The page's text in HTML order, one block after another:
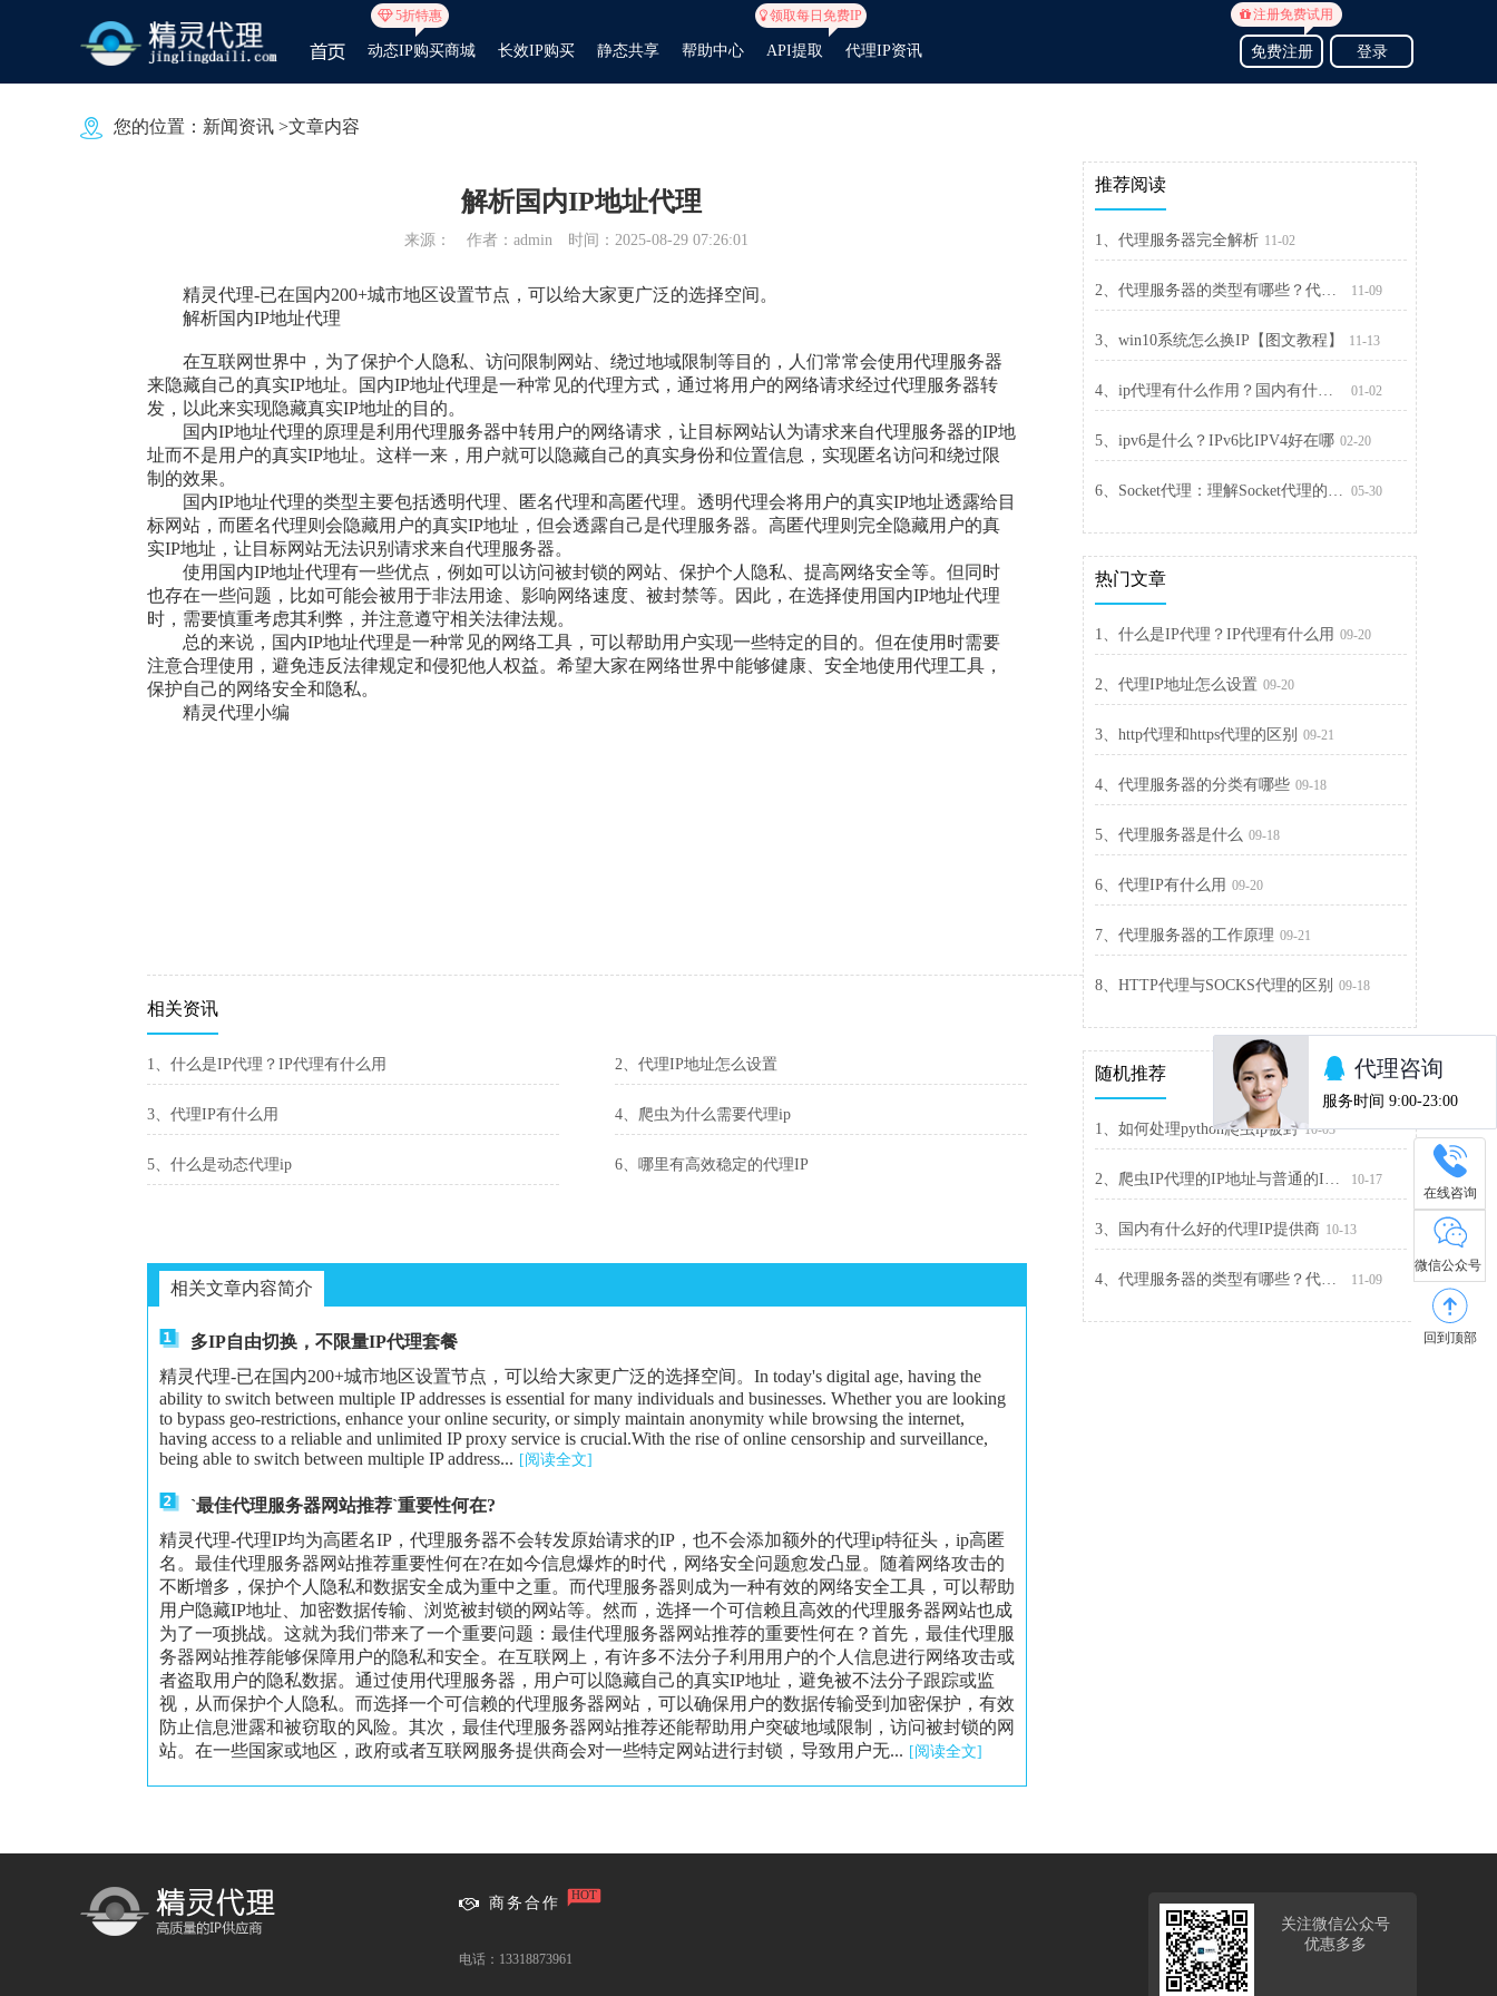
5折特惠
动态IP购买商城 长效IP购买 静态共享 帮助中心 API提取
领取每日免费IP
代理IP资讯 免费注册
注册免费试用
登录
您的位置： 新闻资讯 >文章内容
解析国内IP地址代理
来源： 作者：admin 时间：2025-08-29 07:26:01
精灵代理-已在国内200+城市地区设置节点，可以给大家更广泛的选择空间。
解析国内IP地址代理
在互联网世界中，为了保护个人隐私、访问限制网站、绕过地域限制等目的，人们常常会使用代理服务器
来隐藏自己的真实IP地址。国内IP地址代理是一种常见的代理方式，通过将用户的网络请求经过代理服务器转
发，以此来实现隐藏真实IP地址的目的。
国内IP地址代理的原理是利用代理服务器中转用户的网络请求，让目标网站认为请求来自代理服务器的IP地
址而不是用户的真实IP地址。这样一来，用户就可以隐藏自己的真实身份和位置信息，实现匿名访问和绕过限
制的效果。
国内IP地址代理的类型主要包括透明代理、匿名代理和高匿代理。透明代理会将用户的真实IP地址透露给目
标网站，而匿名代理则会隐藏用户的真实IP地址，但会透露自己是代理服务器。高匿代理则完全隐藏用户的真
实IP地址，让目标网站无法识别请求来自代理服务器。
使用国内IP地址代理有一些优点，例如可以访问被封锁的网站、保护个人隐私、提高网络安全等。但同时
也存在一些问题，比如可能会被用于非法用途、影响网络速度、被封禁等。因此，在选择使用国内IP地址代理
时，需要慎重考虑其利弊，并注意遵守相关法律法规。
总的来说，国内IP地址代理是一种常见的网络工具，可以帮助用户实现一些特定的目的。但在使用时需要
注意合理使用，避免违反法律规定和侵犯他人权益。希望大家在网络世界中能够健康、安全地使用代理工具，
保护自己的网络安全和隐私。
精灵代理小编
相关资讯
1、什么是IP代理？IP代理有什么用 2、代理IP地址怎么设置
3、代理IP有什么用 4、爬虫为什么需要代理ip
5、什么是动态代理ip 6、哪里有高效稳定的代理IP
相关文章内容简介
多IP自由切换，不限量IP代理套餐
精灵代理-已在国内200+城市地区设置节点，可以给大家更广泛的选择空间。In today's digital age, having the
ability to switch between multiple IP addresses is essential for many individuals and businesses. Whether you are looking
to bypass geo-restrictions, enhance your online security, or simply maintain anonymity while browsing the internet,
having access to a reliable and unlimited IP proxy service is crucial.With the rise of online censorship and surveillance,
being able to switch between multiple IP address... [阅读全文]
`最佳代理服务器网站推荐`重要性何在?
精灵代理-代理IP均为高匿名IP，代理服务器不会转发原始请求的IP，也不会添加额外的代理ip特征头，ip高匿
名。最佳代理服务器网站推荐重要性何在?在如今信息爆炸的时代，网络安全问题愈发凸显。随着网络攻击的
不断增多，保护个人隐私和数据安全成为重中之重。而代理服务器则成为一种有效的网络安全工具，可以帮助
用户隐藏IP地址、加密数据传输、浏览被封锁的网站等。然而，选择一个可信赖且高效的代理服务器网站也成
为了一项挑战。这就为我们带来了一个重要问题：最佳代理服务器网站推荐的重要性何在？首先，最佳代理服
务器网站推荐能够保障用户的隐私和安全。在互联网上，有许多不法分子利用用户的个人信息进行网络攻击或
者盗取用户的隐私数据。通过使用代理服务器，用户可以隐藏自己的真实IP地址，避免被不法分子跟踪或监
视，从而保护个人隐私。而选择一个可信赖的代理服务器网站，可以确保用户的数据传输受到加密保护，有效
防止信息泄露和被窃取的风险。其次，最佳代理服务器网站推荐还能帮助用户突破地域限制，访问被封锁的网
站。在一些国家或地区，政府或者互联网服务提供商会对一些特定网站进行封锁，导致用户无... [阅读全文]
推荐阅读
1、代理服务器完全解析 11-02
2、代理服务器的类型有哪些？代理服务器类型汇总 11-09
3、win10系统怎么换IP【图文教程】 11-13
4、ip代理有什么作用？国内有什么好的ip代理商？ 01-02
5、ipv6是什么？IPv6比IPV4好在哪 02-20
6、Socket代理：理解Socket代理的实现原理 05-30
热门文章
1、什么是IP代理？IP代理有什么用 09-20
2、代理IP地址怎么设置 09-20
3、http代理和https代理的区别 09-21
4、代理服务器的分类有哪些 09-18
5、代理服务器是什么 09-18
6、代理IP有什么用 09-20
7、代理服务器的工作原理 09-21
8、HTTP代理与SOCKS代理的区别 09-18
随机推荐
1、如何处理python爬虫ip被封 10-03
2、爬虫IP代理的IP地址与普通的IP地址有什么区别 10-17
3、国内有什么好的代理IP提供商 10-13
4、代理服务器的类型有哪些？代理服务器类型汇总 11-09
在线咨询
微信公众号
回到顶部
商务合作 HOT
电话：13318873961
关注微信公众号
优惠多多